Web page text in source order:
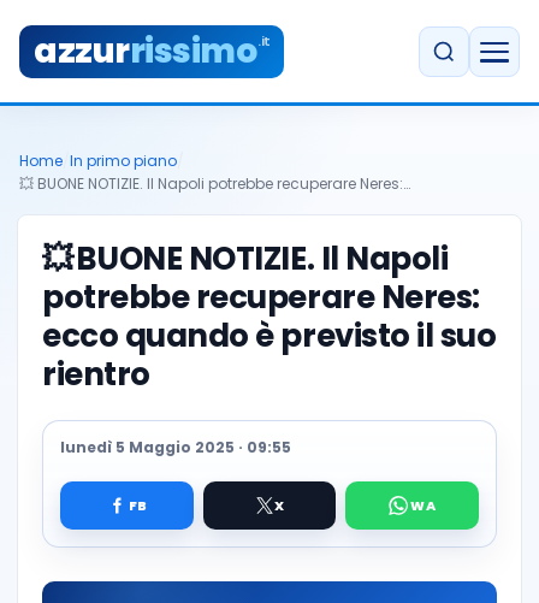
azzurrissimo.it
Home In primo piano
💥 BUONE NOTIZIE. Il Napoli potrebbe recuperare Neres:…
💥BUONE NOTIZIE. Il Napoli
potrebbe recuperare Neres:
ecco quando è previsto il suo
rientro
lunedì 5 Maggio 2025 · 09:55